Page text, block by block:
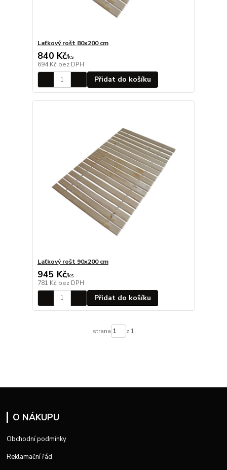
Laťkový rošt 80x200 cm
840 Kč/ks
694 Kč bez DPH
Přidat do košíku
Laťkový rošt 90x200 cm
945 Kč/ks
781 Kč bez DPH
Přidat do košíku
strana z 1
O NÁKUPU
Obchodní podmínky
Reklamační řád